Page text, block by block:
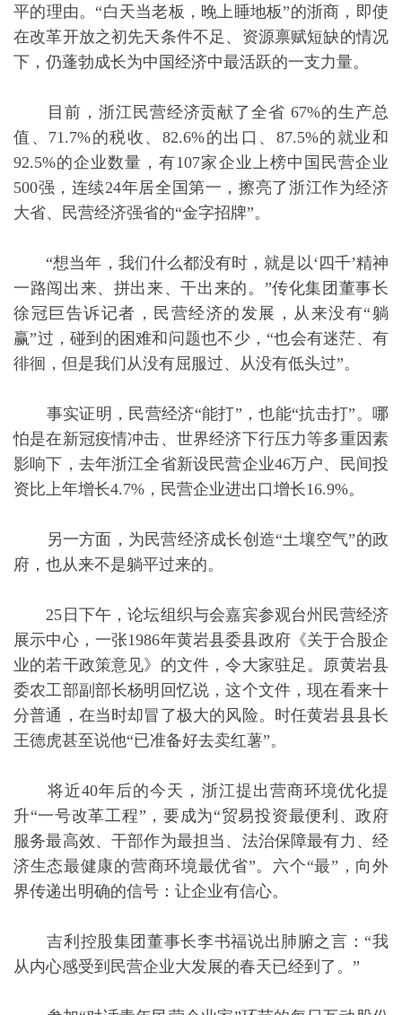
平的理由。“白天当老板，晚上睡地板”的浙商，即使
在改革开放之初先天条件不足、资源禀赋短缺的情况
下，仍蓬勃成长为中国经济中最活跃的一支力量。
目前，浙江民营经济贡献了全省 67%的生产总
值、71.7%的税收、82.6%的出口、87.5%的就业和
92.5%的企业数量，有107家企业上榜中国民营企业
500强，连续24年居全国第一，擦亮了浙江作为经济
大省、民营经济强省的“金字招牌”。
“想当年，我们什么都没有时，就是以‘四千’精神
一路闯出来、拼出来、干出来的。”传化集团董事长
徐冠巨告诉记者，民营经济的发展，从来没有“躺
赢”过，碰到的困难和问题也不少，“也会有迷茫、有
徘徊，但是我们从没有屈服过、从没有低头过”。
事实证明，民营经济“能打”，也能“抗击打”。哪
怕是在新冠疫情冲击、世界经济下行压力等多重因素
影响下，去年浙江全省新设民营企业46万户、民间投
资比上年增长4.7%，民营企业进出口增长16.9%。
另一方面，为民营经济成长创造“土壤空气”的政
府，也从来不是躺平过来的。
25日下午，论坛组织与会嘉宾参观台州民营经济
展示中心，一张1986年黄岩县委县政府《关于合股企
业的若干政策意见》的文件，令大家驻足。原黄岩县
委农工部副部长杨明回忆说，这个文件，现在看来十
分普通，在当时却冒了极大的风险。时任黄岩县县长
王德虎甚至说他“已准备好去卖红薯”。
将近40年后的今天，浙江提出营商环境优化提
升“一号改革工程”，要成为“贸易投资最便利、政府
服务最高效、干部作为最担当、法治保障最有力、经
济生态最健康的营商环境最优省”。六个“最”，向外
界传递出明确的信号：让企业有信心。
吉利控股集团董事长李书福说出肺腑之言：“我
从内心感受到民营企业大发展的春天已经到了。”